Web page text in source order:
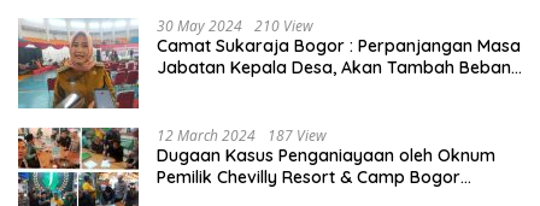
30 May 2024 210 View
Camat Sukaraja Bogor : Perpanjangan Masa
Jabatan Kepala Desa, Akan Tambah Beban
12 March 2024 187 View
Dugaan Kasus Penganiayaan oleh Oknum
Pemilik Chevilly Resort & Camp Bogor